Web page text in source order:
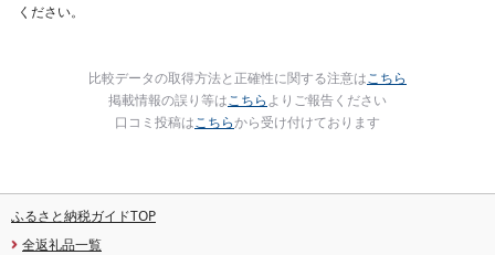
ください。
比較データの取得方法と正確性に関する注意はこちら
掲載情報の誤り等はこちらよりご報告ください
口コミ投稿はこちらから受け付けております
ふるさと納税ガイドTOP
全返礼品一覧